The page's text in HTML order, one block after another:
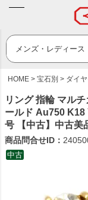
HOME 宝石別 ダイ
リング 指輪 マル
ールド Au750 K18
号 【中古】中古美
商品問合せID：
中古